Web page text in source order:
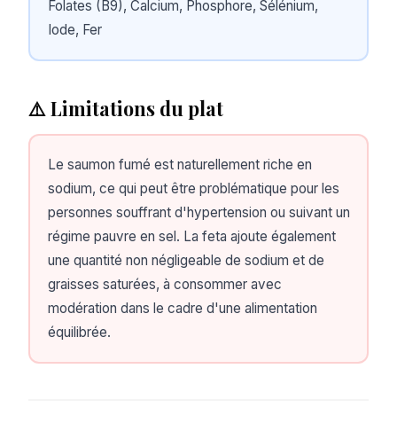
Folates (B9), Calcium, Phosphore, Sélénium,
Iode, Fer
⚠️ Limitations du plat
Le saumon fumé est naturellement riche en
sodium, ce qui peut être problématique pour les
personnes souffrant d'hypertension ou suivant un
régime pauvre en sel. La feta ajoute également
une quantité non négligeable de sodium et de
graisses saturées, à consommer avec
modération dans le cadre d'une alimentation
équilibrée.